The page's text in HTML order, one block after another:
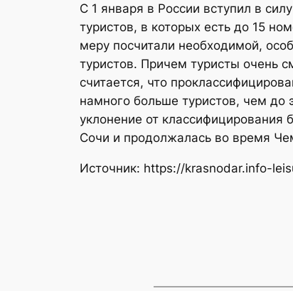
С 1 января в России вступил в
туристов, в которых есть до 15
меру посчитали необходимой,
туристов. Причем туристы очень
считается, что
намного больше туристов, чем до
уклонение от
Сочи и продолжалась во время
Источник: https://krasnodar.info-